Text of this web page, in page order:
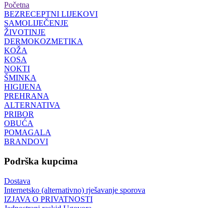
Početna
BEZRECEPTNI LIJEKOVI
SAMOLIJEČENJE
ŽIVOTINJE
DERMOKOZMETIKA
KOŽA
KOSA
NOKTI
ŠMINKA
HIGIJENA
PREHRANA
ALTERNATIVA
PRIBOR
OBUĆA
POMAGALA
BRANDOVI
Podrška kupcima
Dostava
Internetsko (alternativno) rješavanje sporova
IZJAVA O PRIVATNOSTI